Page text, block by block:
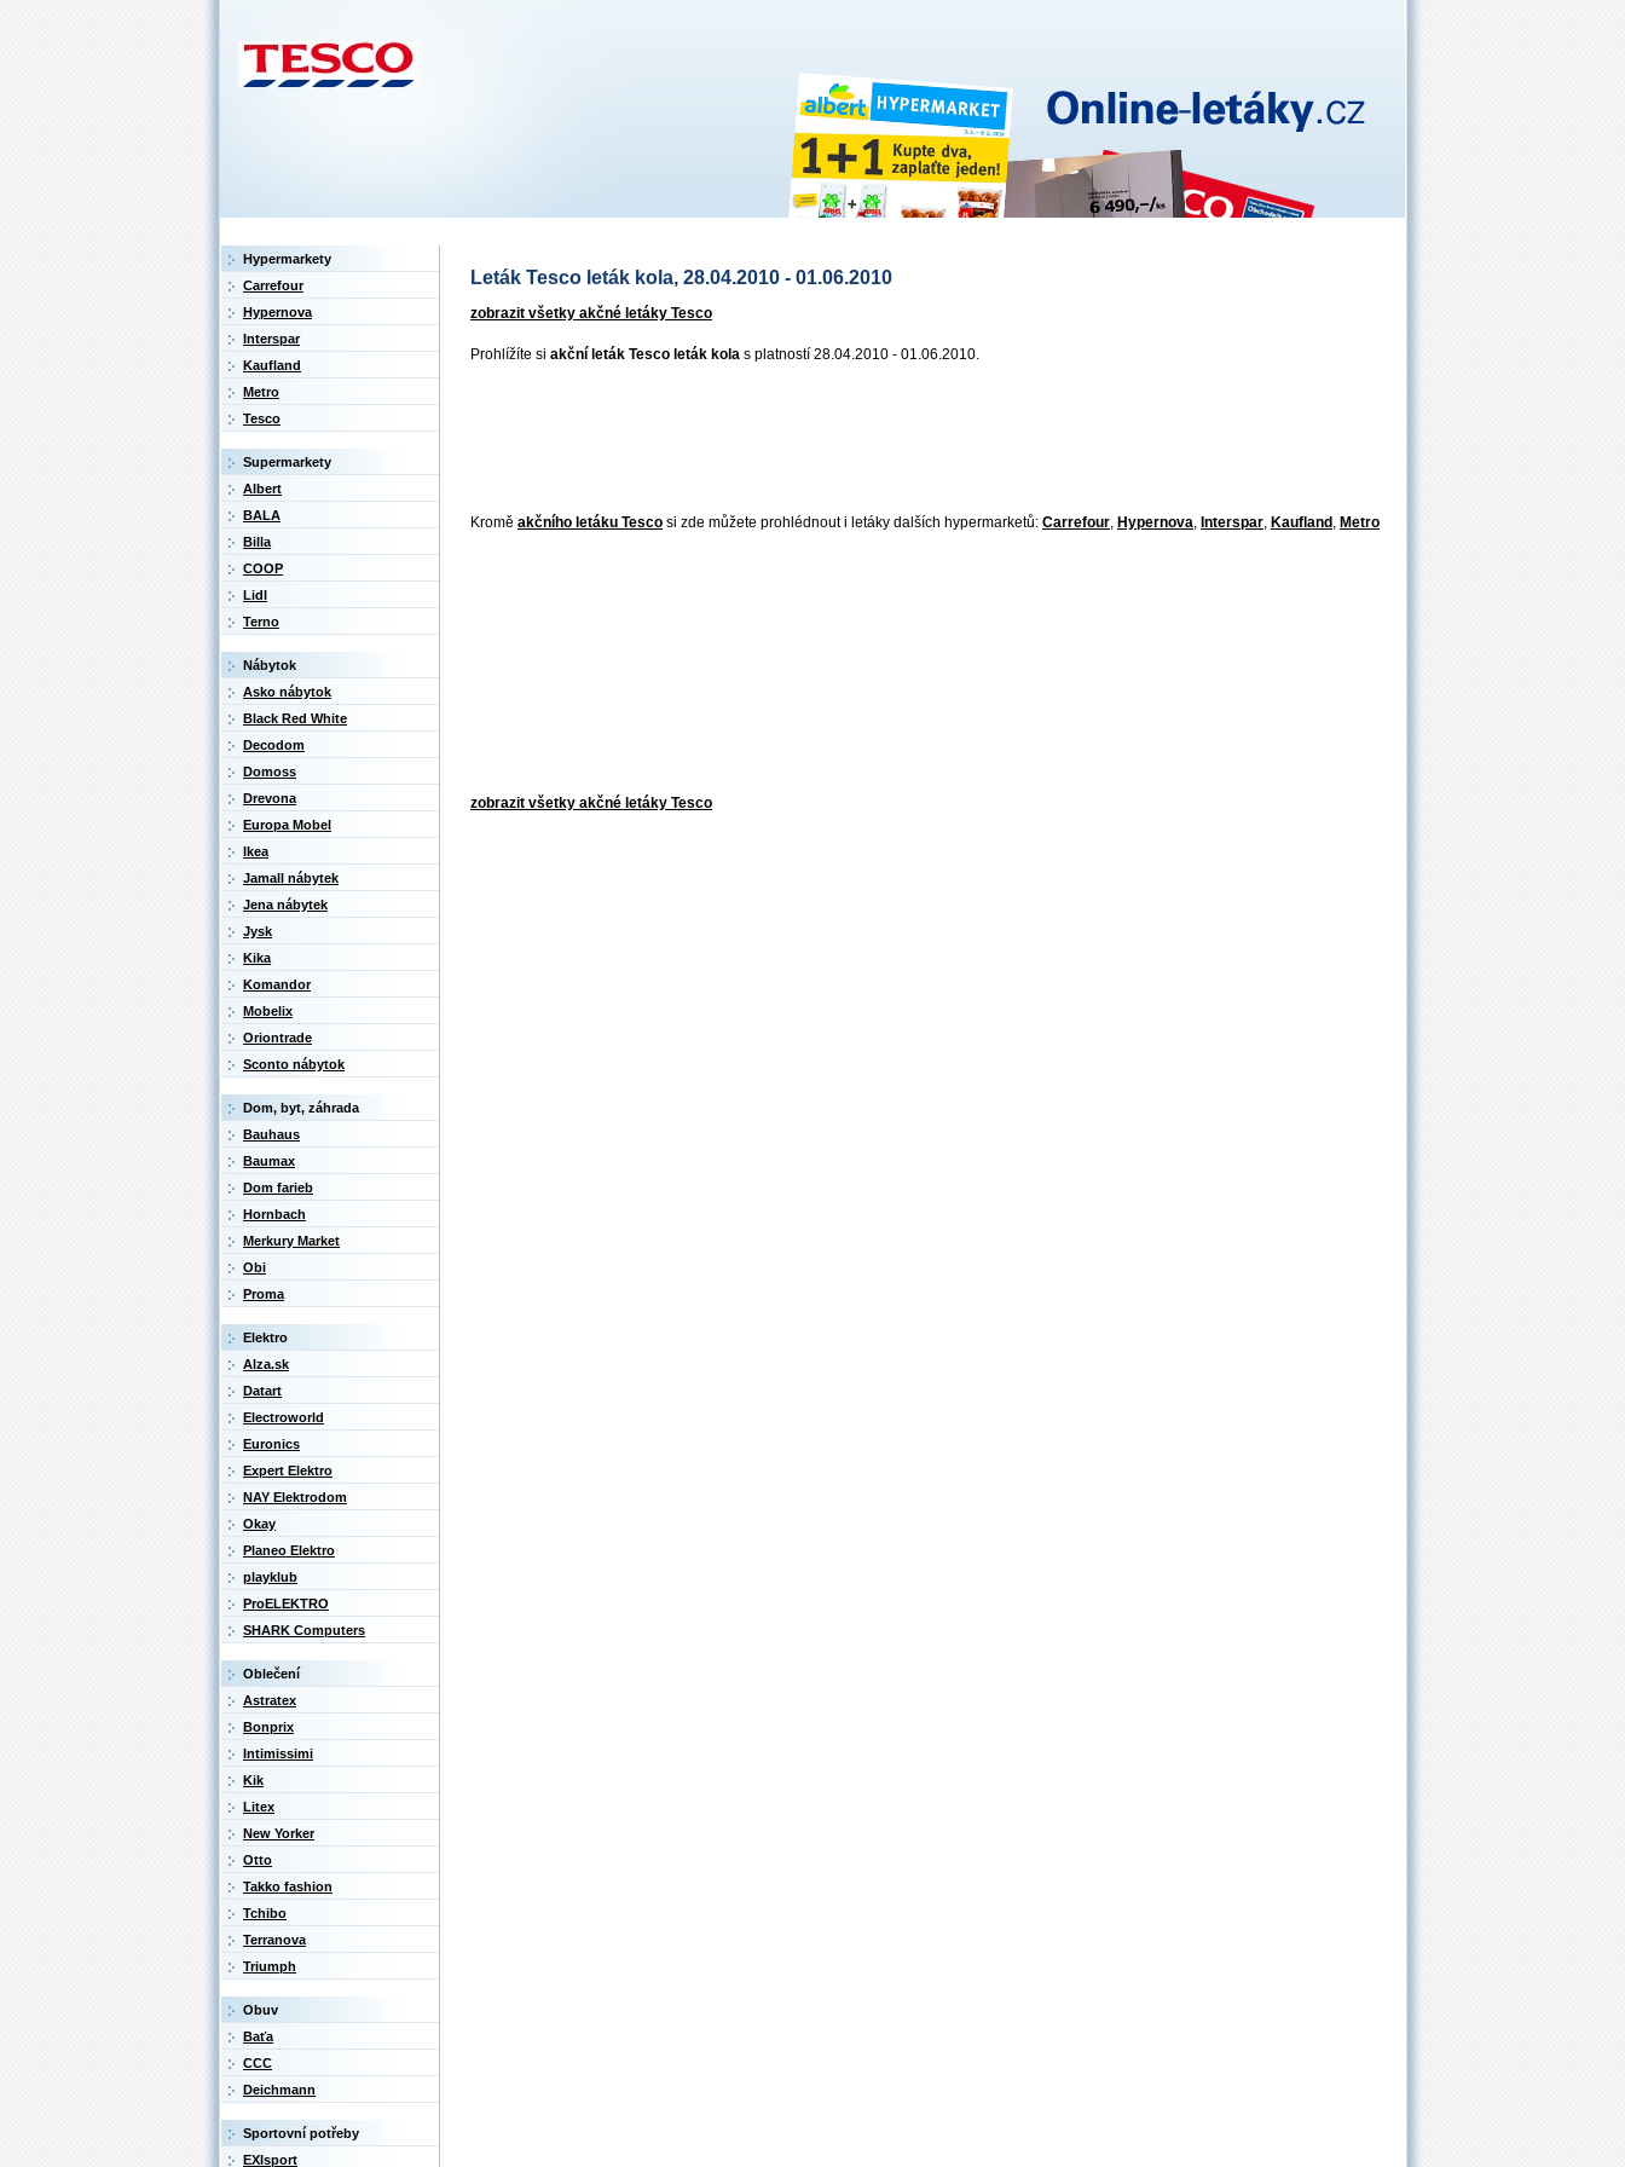
Leták Tesco leták kola, 28.04.2010 - 01.06.2010
zobrazit všetky akčné letáky Tesco
Prohlížíte si akční leták Tesco leták kola s platností 28.04.2010 - 01.06.2010.
Kromě akčního letáku Tesco si zde můžete prohlédnout i letáky dalších hypermarketů: Carrefour Hypernova Interspar Kaufland Metro
zobrazit všetky akčné letáky Tesco
Hypermarkety
Carrefour
Hypernova
Interspar
Kaufland
Metro
Tesco
Supermarkety
Albert
BALA
Billa
COOP
Lidl
Terno
Nábytok
Asko nábytok
Black Red White
Decodom
Domoss
Drevona
Europa Mobel
Ikea
Jamall nábytek
Jena nábytek
Jysk
Kika
Komandor
Mobelix
Oriontrade
Sconto nábytok
Dom, byt, záhrada
Bauhaus
Baumax
Dom farieb
Hornbach
Merkury Market
Obi
Proma
Elektro
Alza.sk
Datart
Electroworld
Euronics
Expert Elektro
NAY Elektrodom
Okay
Planeo Elektro
playklub
ProELEKTRO
SHARK Computers
Oblečení
Astratex
Bonprix
Intimissimi
Kik
Litex
New Yorker
Otto
Takko fashion
Tchibo
Terranova
Triumph
Obuv
Baťa
CCC
Deichmann
Sportovní potřeby
EXIsport